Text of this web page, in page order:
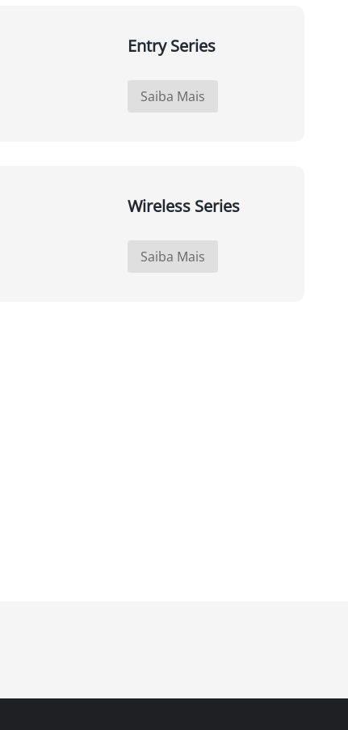
Entry Series
Saiba Mais
Wireless Series
Saiba Mais